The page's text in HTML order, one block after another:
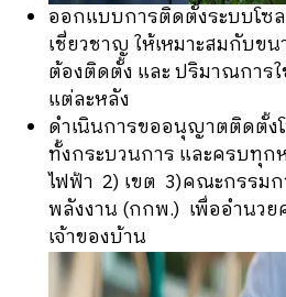
ออกแบบการติดตั้งระบบโซ
เชี่ยวชาญ ให้เหมาะสมกับข
ต้องติดตั้ง และ ปริมาณการ
แต่ละหลัง
ดำเนินการขออนุญาตติดตั้ง
ทั้งกระบวนการ และครบทุก
ไฟฟ้า 2) เขต 3)คณะกรรม
พลังงาน (กกพ.) เพื่ออำนวย
เจ้าของบ้าน